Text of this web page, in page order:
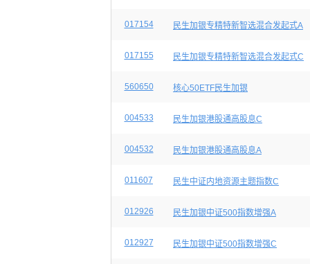
017154 民生加银专精特新智选混合发起式A
017155 民生加银专精特新智选混合发起式C
560650 核心50ETF民生加银
004533 民生加银港股通高股息C
004532 民生加银港股通高股息A
011607 民生中证内地资源主题指数C
012926 民生加银中证500指数增强A
012927 民生加银中证500指数增强C